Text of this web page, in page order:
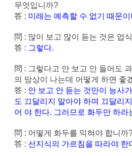
무엇입니까?
答 : 미래는 예측할 수 없기 때문이
問 : 많이 보고 많이 듣는 것은 업
答 : 그렇다.
問 : 그렇다고 안 보고 안 들어도
의 망상이 나는데 어떻게 하면 좋
答 : 안 보고 안 듣는 것만이 능사
도 끄달리지 말아야 하며 끄달리
어 야 한다. 그러므로 화두만 하라
問 : 어떻게 화두를 익혀야 합니까
答 : 선지식의 가르침을 따라야 한